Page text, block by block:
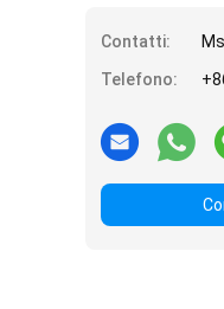
Contatti:
Telefono: